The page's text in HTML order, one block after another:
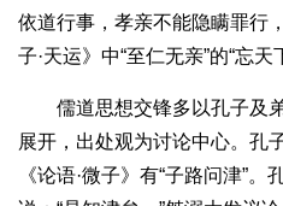
依道行事，孝亲不能隐瞒罪行
子·天运》中“至仁无亲”的“忘天
儒道思想交锋多以孔子及弟
展开，出处观为讨论中心。孔
《论语·微子》有“子路问津”